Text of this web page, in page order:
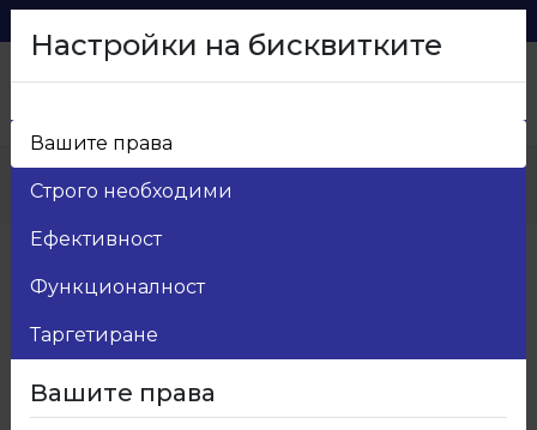
Настройки на бисквитките
Вашите права
Строго необходими
Ефективност
Функционалност
Таргетиране
Вашите права
>
Начало >
Продукти
Ламинирано ПДЧ Кастамону
Категории